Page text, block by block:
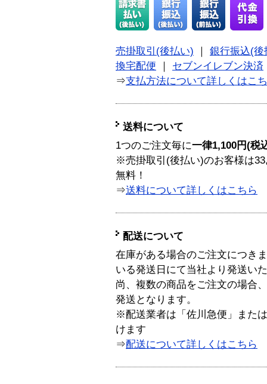
売掛取引(後払い)
銀行振込(後
換宅配便
セブンイレブン決済
⇒支払方法について詳しくはこ
送料について
1つのご注文毎に一律1,100円(税
※売掛取引(後払い)のお客様は
無料！
⇒送料について詳しくはこちら
配送について
在庫がある場合のご注文につき
いる発送日にて当社より発送い
尚、複数の商品をご注文の場合
発送となります。
※配送業者は「佐川急便」また
けます
⇒配送について詳しくはこちら